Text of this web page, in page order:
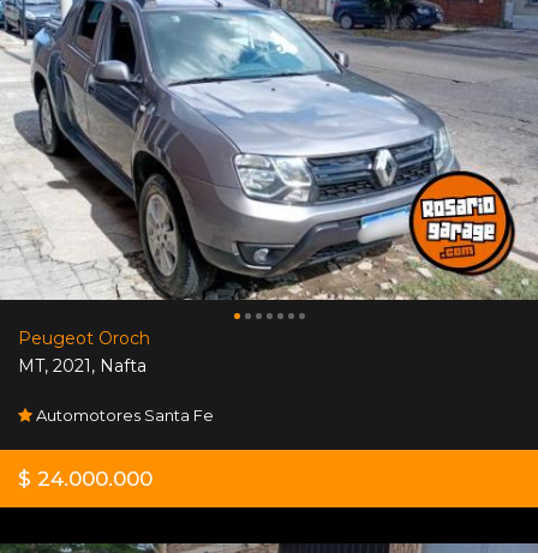
Peugeot Oroch
MT, 2021, Nafta
Automotores Santa Fe
$ 24.000.000